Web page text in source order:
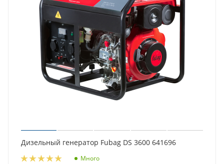
Дизельный генератор Fubag DS 3600 641696
Много